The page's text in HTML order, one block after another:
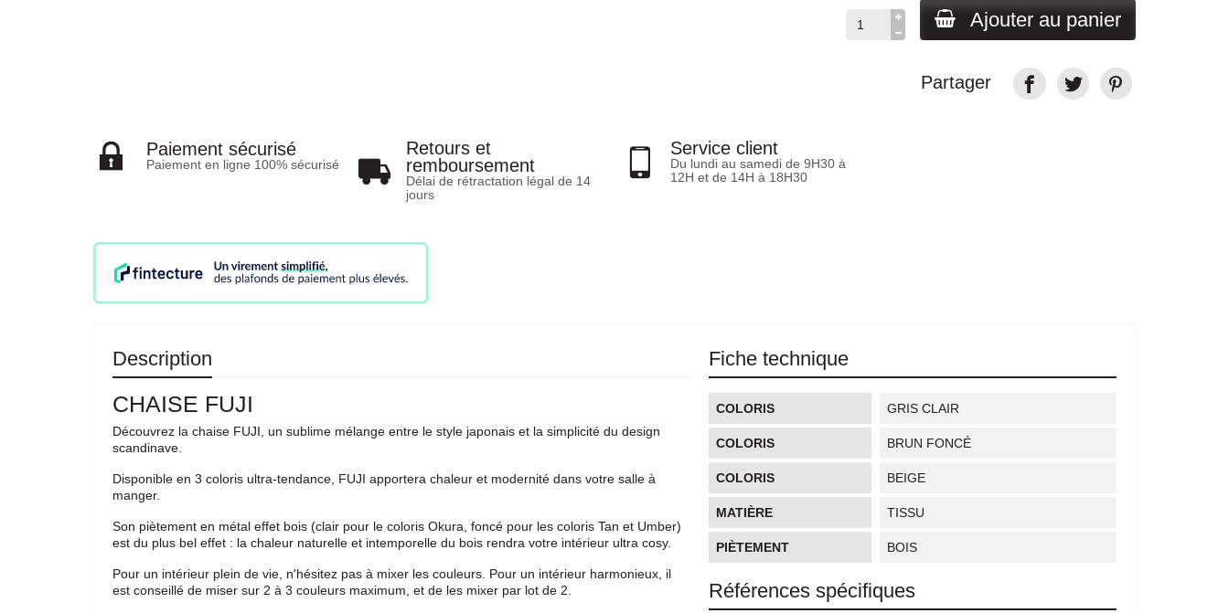
Ajouter au panier
Partager
Paiement sécurisé
Paiement en ligne 100% sécurisé
Retours et
remboursement
Délai de rétractation légal de 14
jours
Service client
Du lundi au samedi de 9H30 à
12H et de 14H à 18H30
Description
CHAISE FUJI
Découvrez la chaise FUJI, un sublime mélange entre le style japonais et la simplicité du design
scandinave.
Disponible en 3 coloris ultra-tendance, FUJI apportera chaleur et modernité dans votre salle à
manger.
Son piètement en métal effet bois (clair pour le coloris Okura, foncé pour les coloris Tan et Umber)
est du plus bel effet : la chaleur naturelle et intemporelle du bois rendra votre intérieur ultra cosy.
Pour un intérieur plein de vie, n'hésitez pas à mixer les couleurs. Pour un intérieur harmonieux, il
est conseillé de miser sur 2 à 3 couleurs maximum, et de les mixer par lot de 2.
Fiche technique
COLORIS GRIS CLAIR
COLORIS BRUN FONCÉ
COLORIS BEIGE
MATIÈRE TISSU
PIÈTEMENT BOIS
Références spécifiques